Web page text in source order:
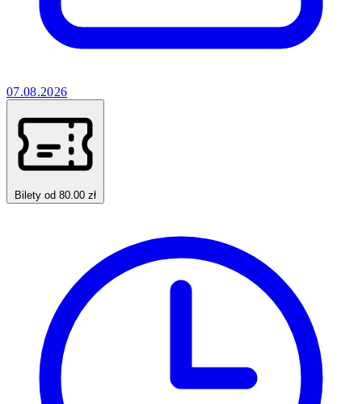
07.08.2026
Bilety od 80.00 zł